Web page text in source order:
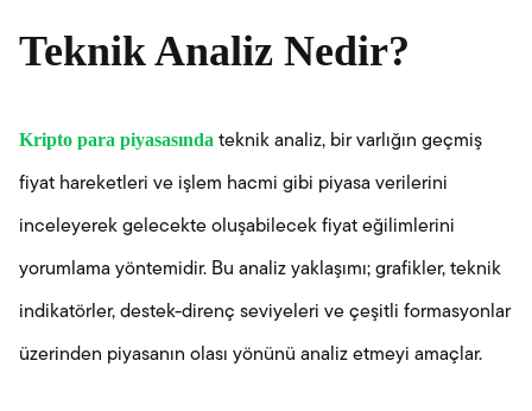
Teknik Analiz Nedir?
Kripto para piyasasında teknik analiz, bir varlığın geçmiş
fiyat hareketleri ve işlem hacmi gibi piyasa verilerini
inceleyerek gelecekte oluşabilecek fiyat eğilimlerini
yorumlama yöntemidir. Bu analiz yaklaşımı; grafikler, teknik
indikatörler, destek-direnç seviyeleri ve çeşitli formasyonlar
üzerinden piyasanın olası yönünü analiz etmeyi amaçlar.